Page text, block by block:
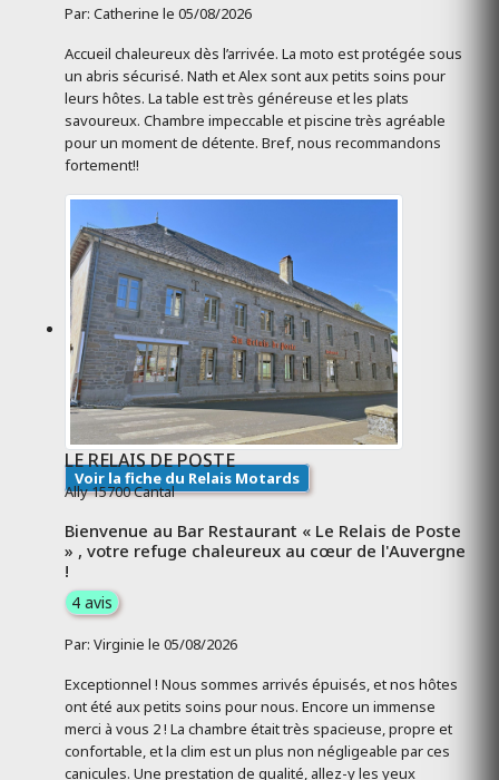
Par: Catherine le 05/08/2026
Accueil chaleureux dès l’arrivée. La moto est protégée sous
un abris sécurisé. Nath et Alex sont aux petits soins pour
leurs hôtes. La table est très généreuse et les plats
savoureux. Chambre impeccable et piscine très agréable
pour un moment de détente. Bref, nous recommandons
fortement!!
Voir la fiche du Relais Motards
LE RELAIS DE POSTE
Ally 15700 Cantal
Bienvenue au Bar Restaurant « Le Relais de Poste
» , votre refuge chaleureux au cœur de l'Auvergne
!
4 avis
Par: Virginie le 05/08/2026
Exceptionnel ! Nous sommes arrivés épuisés, et nos hôtes
ont été aux petits soins pour nous. Encore un immense
merci à vous 2 ! La chambre était très spacieuse, propre et
confortable, et la clim est un plus non négligeable par ces
canicules. Une prestation de qualité, allez-y les yeux